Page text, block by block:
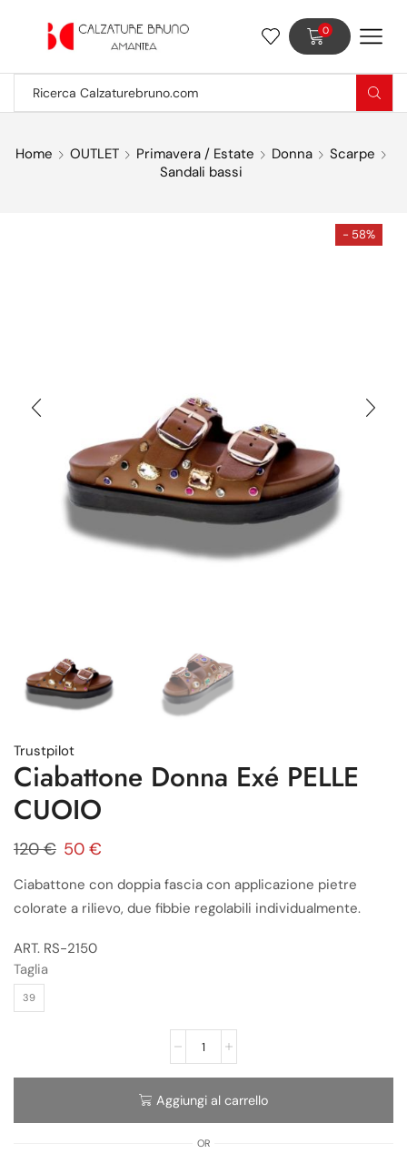
0
Home OUTLET Primavera / Estate Donna
Scarpe
Sandali bassi
- 58%
Trustpilot
Ciabattone Donna Exé PELLE
CUOIO
120€ 50 €
Ciabattone con doppia fascia con applicazione pietre
colorate a rilievo, due fibbie regolabili individualmente.
ART. RS-2150
Taglia
39
Aggiungi al carrello
OR